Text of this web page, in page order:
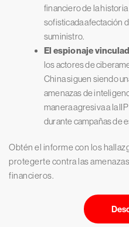
financiero de la
sofisticada afectación
suministro.
El espionaje
los actores de
China siguen siendo
amenazas de
manera agresiva a la
durante campañas de
Obtén el informe con los
protegerte contra las
financieros.